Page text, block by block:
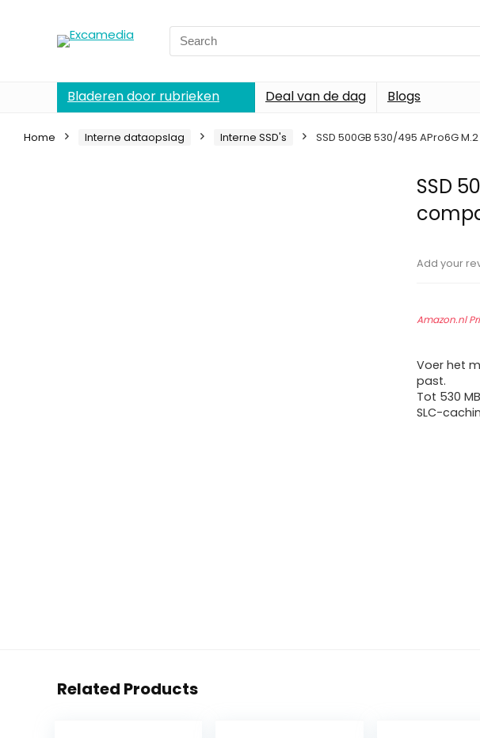
Search
for:
Bladeren door rubrieken Deal van de dag Blogs
Home Interne dataopslag Interne SSD's SSD 500GB 530/495 APro6G
SSD
Add your
Amazon.nl
Voer het
past.
Tot 530
SLC-
Related Products